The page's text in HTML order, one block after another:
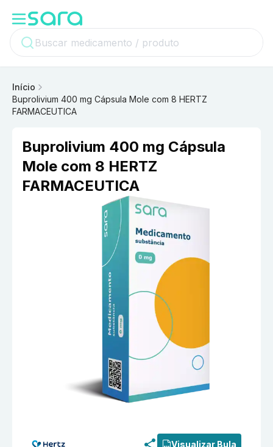
Início
Buprolivium 400 mg Cápsula Mole com 8 HERTZ
FARMACEUTICA
Buprolivium 400 mg Cápsula
Mole com 8 HERTZ
FARMACEUTICA
Visualizar Bula